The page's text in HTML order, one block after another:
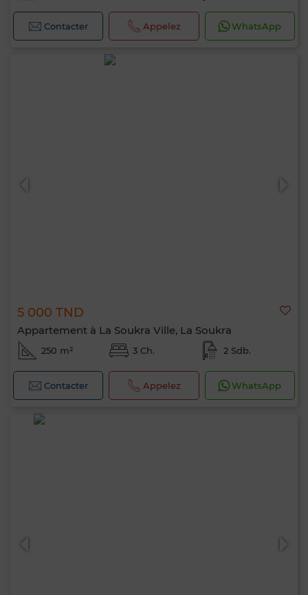
Contacter Appelez WhatsApp
5 000 TND
Appartement à La Soukra Ville, La Soukra
250 m² 3 Ch. 2 Sdb.
Contacter Appelez WhatsApp